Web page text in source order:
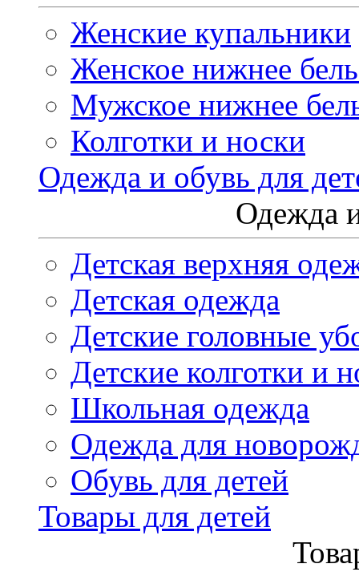
Женские купальники
Женское нижнее
Мужское нижнее
Колготки и носки
Одежда и обувь для
Одежда
Детская верхняя
Детская одежда
Детские головные
Детские колготки и
Школьная одежда
Одежда для
Обувь для детей
Товары для детей